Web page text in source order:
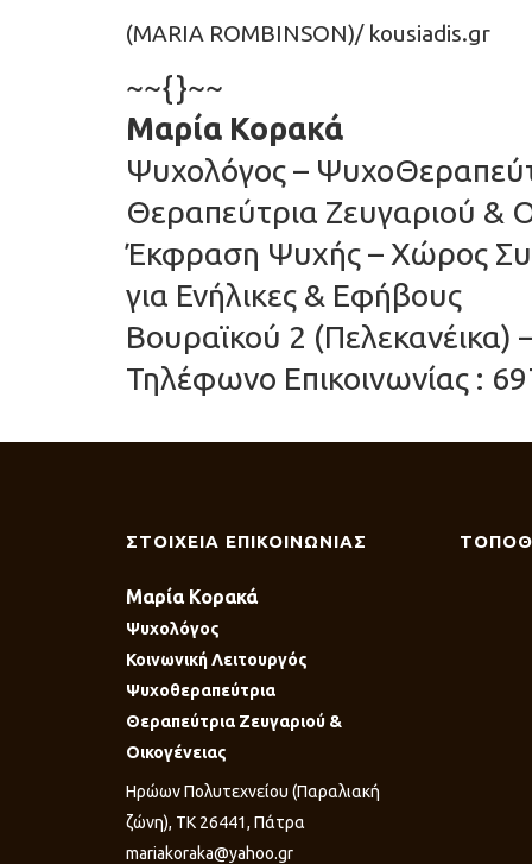
(MARIA ROMBINSON)/ kousiadis.gr
~~{}~~
Μαρία Κορακά
Ψυχολόγος –
Θεραπεύτρια Ζευγαριού &
Έκφραση Ψυχής – Χώρος
για Ενήλικες & Εφήβους
Βουραϊκού 2 (Πελεκανέικα)
Τηλέφωνο Επικοινωνίας :
ΣΤΟΙΧΕΙΑ ΕΠΙΚΟΙΝΩΝΙΑΣ
Μαρία Κορακά
Ψυχολόγος
Κοινωνική Λειτουργός
Ψυχοθεραπεύτρια
Θεραπεύτρια Ζευγαριού &
Οικογένειας
Ηρώων Πολυτεχνείου (Παραλιακή
ζώνη), ΤΚ 26441, Πάτρα
mariakoraka@yahoo.gr